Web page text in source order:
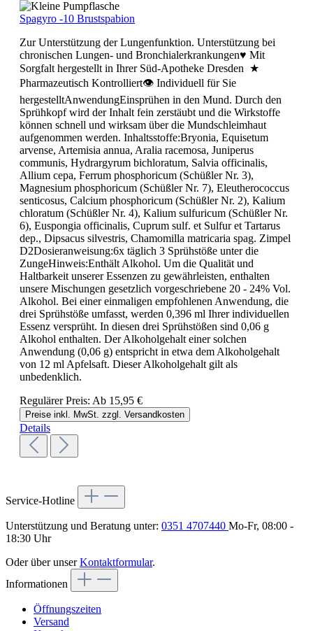
Spagyro -10 Brustspabion
Zur Unterstützung der Lungenfunktion. Unterstützung bei
chronischen Lungen- und Bronchialerkrankungen♥ Mit
Sorgfalt hergestellt in Ihrer Süd-Apotheke Dresden ★
Pharmazeutisch Kontrolliert👁 Individuell für Sie
hergestelltAnwendungEinsprühen in den Mund. Durch den
Sprühkopf wird der Inhalt fein zerstäubt und die Wirkstoffe
können schnell und wirksam über die Mundschleimhaut
aufgenommen werden. Inhaltsstoffe:Bryonia, Equisetum
arvense, Artemisia annua, Aralia racemosa, Juniperus
communis, Hydrargyrum bichloratum, Salvia officinalis,
Allium cepa, Ferrum phosphoricum (Schüßler Nr. 3),
Magnesium phosphoricum (Schüßler Nr. 7), Eleutherococcus
senticosus, Calcium phosphoricum (Schüßler Nr. 2), Kalium
chloratum (Schüßler Nr. 4), Kalium sulfuricum (Schüßler Nr.
6), Euspongia officinalis, Cuprum sulf. et Sulfur et Tartarus
dep., Dipsacus silvestris, Chamomilla matricaria spag. Zimpel
D2Dosieranweisung:6x täglich 3 Sprühstöße unter die
ZungeHinweis:Enthält Alkohol. Um die Qualität und
Haltbarkeit unserer Essenzen zu gewährleisten, enthalten
unsere Mischungen gesetzlich vorgeschriebene 20 - 24% Vol.
Alkohol. Bei einer einmaligen empfohlenen Anwendung, die
drei Sprühstöße umfasst, werden 0,396 ml Ihrer individuellen
Essenz versprüht. In diesen drei Sprühstößen sind 0,06 g
Alkohol enthalten. Der Alkoholgehalt einer solchen
Anwendung (0,06 g) entspricht in etwa dem Alkoholgehalt
von 12 ml Apfelsaft. Dieser Alkoholgehalt gilt als
unbedenklich.
Regulärer Preis: Ab 15,95 €
Preise inkl. MwSt. zzgl. Versandkosten
Details
Service-Hotline
Unterstützung und Beratung unter: 0351 4707440 Mo-Fr, 08:00 -
18:30 Uhr
Oder über unserKontaktformular.
Informationen
Öffnungszeiten
Versand